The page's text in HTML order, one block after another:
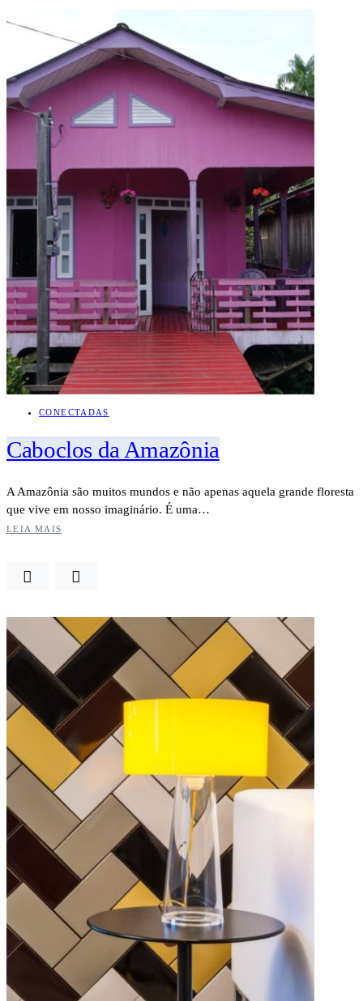
CONECTADAS
Caboclos da Amazônia
A Amazônia são muitos mundos e não apenas aquela grande floresta
que vive em nosso imaginário. É uma…
LEIA MAIS